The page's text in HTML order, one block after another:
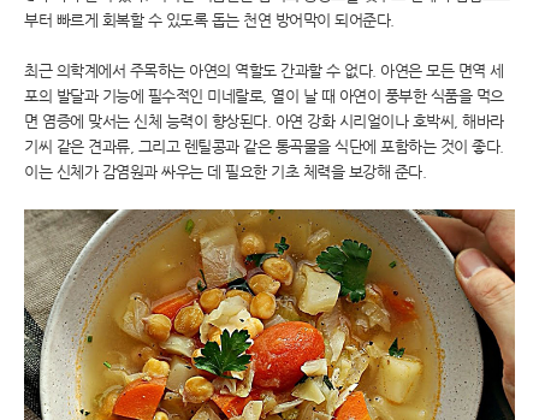
부터 빠르게 회복할 수 있도록 돕는 천연 방어막이 되어준다.
최근 의학계에서 주목하는 아연의 역할도 간과할 수 없다. 아연은 모든 면역 세
포의 발달과 기능에 필수적인 미네랄로, 열이 날 때 아연이 풍부한 식품을 먹으
면 염증에 맞서는 신체 능력이 향상된다. 아연 강화 시리얼이나 호박씨, 해바라
기씨 같은 견과류, 그리고 렌틸콩과 같은 통곡물을 식단에 포함하는 것이 좋다.
이는 신체가 감염원과 싸우는 데 필요한 기초 체력을 보강해 준다.